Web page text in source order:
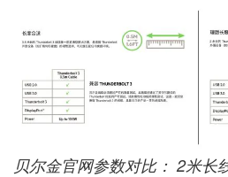
贝尔金官网参数对比： 2米长